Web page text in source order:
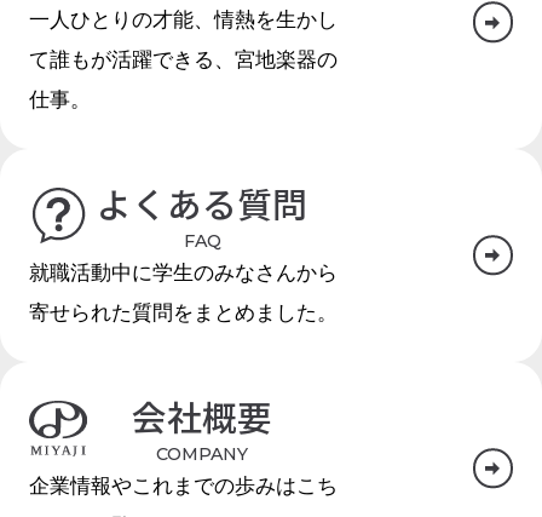
一人ひとりの才能、情熱を生かし
て誰もが活躍できる、宮地楽器の
仕事。
よくある質問
FAQ
就職活動中に学生のみなさんから
寄せられた質問をまとめました。
会社概要
COMPANY
企業情報やこれまでの歩みはこち